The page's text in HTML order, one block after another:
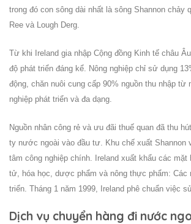
trong đó con sông dài nhất là sông Shannon chảy
Ree và Lough Derg.
Từ khi Ireland gia nhập Cộng đồng Kinh tế châu
độ phát triển đáng kể. Nông nghiệp chỉ sử dụng
động, chăn nuôi cung cấp 90% nguồn thu nhập từ
nghiệp phát triển và đa dạng.
Nguồn nhân công rẻ và ưu đãi thuế quan đã thu
ty nước ngoài vào đầu tư. Khu chế xuất Shannon
tâm công nghiệp chính. Ireland xuất khẩu các mặt
tử, hóa học, dược phẩm và nông thực phẩm: Các
triển. Tháng 1 năm 1999, Ireland phê chuẩn việc
Dịch vụ chuyển hàng đi nước